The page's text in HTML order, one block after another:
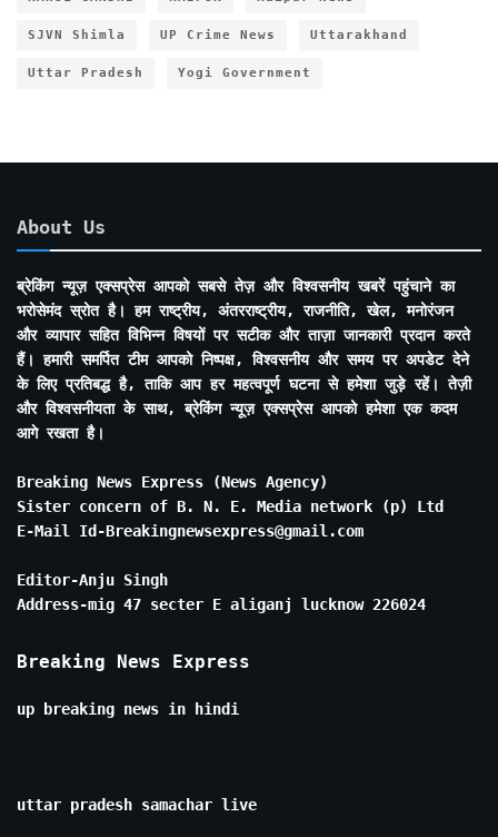
SJVN Shimla UP Crime News Uttarakhand
Uttar Pradesh Yogi Government
About Us
ब्रेकिंग न्यूज़ एक्सप्रेस आपको सबसे तेज़ और विश्वसनीय खबरें पहुंचाने का
भरोसेमंद स्रोत है। हम राष्ट्रीय, अंतरराष्ट्रीय, राजनीति, खेल, मनोरंजन
और व्यापार सहित विभिन्न विषयों पर सटीक और ताज़ा जानकारी प्रदान करते
हैं। हमारी समर्पित टीम आपको निष्पक्ष, विश्वसनीय और समय पर अपडेट देने
के लिए प्रतिबद्ध है, ताकि आप हर महत्वपूर्ण घटना से हमेशा जुड़े रहें। तेज़ी
और विश्वसनीयता के साथ, ब्रेकिंग न्यूज़ एक्सप्रेस आपको हमेशा एक कदम
आगे रखता है।
Breaking News Express (News Agency)
Sister concern of B. N. E. Media network (p) Ltd
E-Mail Id-Breakingnewsexpress@gmail.com
Editor-Anju Singh
Address-mig 47 secter E aliganj lucknow 226024
Breaking News Express
up breaking news in hindi
uttar pradesh samachar live